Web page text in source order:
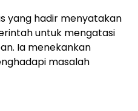
yang hadir menyatakan
untuk mengatasi
Ia menekankan
masalah